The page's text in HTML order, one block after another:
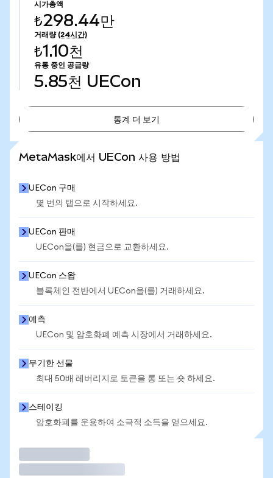
시가총액
₺298.44만
거래량 (24시간)
₺1.10천
유통 중인 공급량
5.85천 UECon
통계 더 보기
MetaMask에서 UECon 사용 방법
UECon 구매
몇 번의 탭으로 시작하세요.
UECon 판매
UECon을(를) 현금으로 교환하세요.
UECon 스왑
블록체인 전반에서 UECon을(를) 거래하세요.
예측
UECon 및 암호화폐 예측 시장에서 거래하세요.
무기한 선물
최대 50배 레버리지로 토큰을 롱 또는 숏 하세요.
스테이킹
암호화폐를 운용하여 소극적 소득을 얻으세요.